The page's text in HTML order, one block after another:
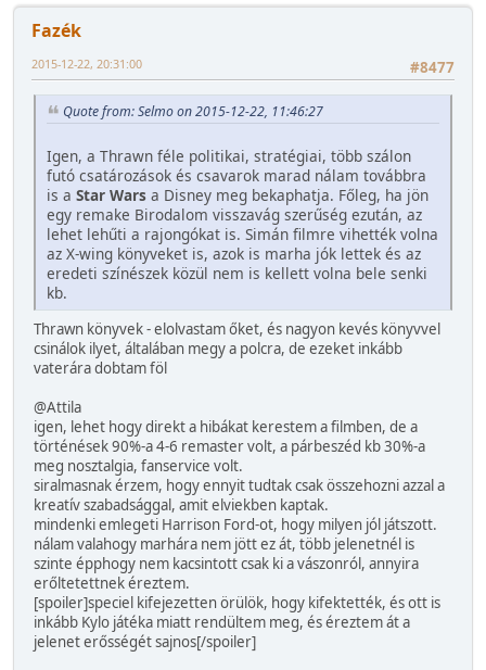
Fazék
#8477
2015-12-22, 20:31:00
Quote from: Selmo on 2015-12-22, 11:46:27
Igen, a Thrawn féle politikai, stratégiai, több szálon
futó csatározások és csavarok marad nálam továbbra
is a Star Wars a Disney meg bekaphatja. Főleg, ha jön
egy remake Birodalom visszavág szerűség ezután, az
lehet lehűti a rajongókat is. Simán filmre vihették volna
az X-wing könyveket is, azok is marha jók lettek és az
eredeti színészek közül nem is kellett volna bele senki
kb.
Thrawn könyvek - elolvastam őket, és nagyon kevés könyvvel
csinálok ilyet, általában megy a polcra, de ezeket inkább
vaterára dobtam föl
@Attila
igen, lehet hogy direkt a hibákat kerestem a filmben, de a
történések 90%-a 4-6 remaster volt, a párbeszéd kb 30%-a
meg nosztalgia, fanservice volt.
siralmasnak érzem, hogy ennyit tudtak csak összehozni azzal a
kreatív szabadsággal, amit elviekben kaptak.
mindenki emlegeti Harrison Ford-ot, hogy milyen jól játszott.
nálam valahogy marhára nem jött ez át, több jelenetnél is
szinte épphogy nem kacsintott csak ki a vászonról, annyira
erőltetettnek éreztem.
[spoiler]speciel kifejezetten örülök, hogy kifektették, és ott is
inkább Kylo játéka miatt rendültem meg, és éreztem át a
jelenet erősségét sajnos[/spoiler]